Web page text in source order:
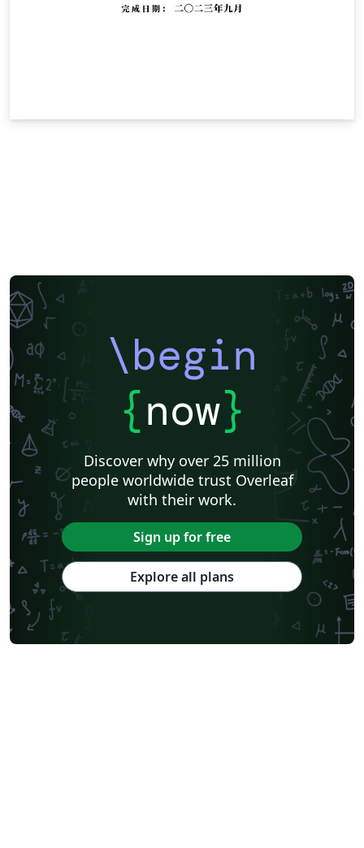
\begin
{now}
Discover why over 25 million
people worldwide trust Overleaf
with their work.
Sign up for free
Explore all plans